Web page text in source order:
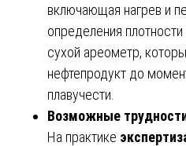
включающая нагрев и
определения
сухой ареометр,
нефтепродукт до
плавучести.
Возможные
На практике